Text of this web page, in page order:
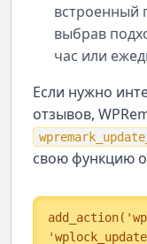
встроенный
выбрав
час или
Если нужно
отзывов,
свою функцию